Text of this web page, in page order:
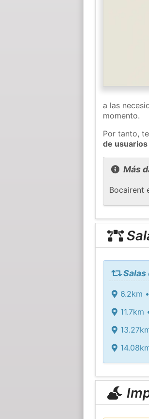
a las
momento.
Por tanto,
de
Más
Bocairent
Salas
6.2km •
11.7km